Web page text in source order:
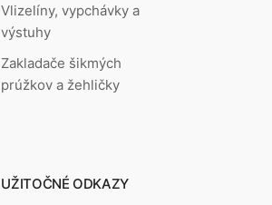
Vlizelíny, vypchávky a
výstuhy
Zakladače šikmých
prúžkov a žehličky
UŽITOČNÉ ODKAZY